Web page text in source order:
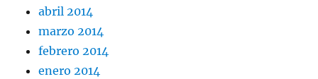
abril 2014
marzo 2014
febrero 2014
enero 2014